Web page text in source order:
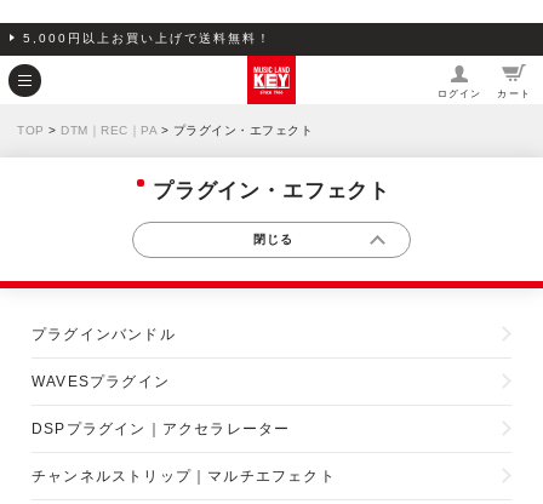
5,000円以上お買い上げで送料無料！
ログイン カート
TOP > DTM｜REC｜PA > プラグイン・エフェクト
プラグイン・エフェクト
プラグインバンドル
WAVESプラグイン
DSPプラグイン｜アクセラレーター
チャンネルストリップ｜マルチエフェクト